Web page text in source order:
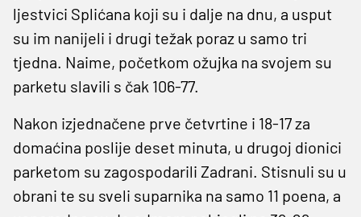
ljestvici Splićana koji su i dalje na dnu, a usput
su im nanijeli i drugi težak poraz u samo tri
tjedna. Naime, početkom ožujka na svojem su
parketu slavili s čak 106-77.
Nakon izjednačene prve četvrtine i 18-17 za
domaćina poslije deset minuta, u drugoj dionici
parketom su zagospodarili Zadrani. Stisnuli su u
obrani te su sveli suparnika na samo 11 poena, a